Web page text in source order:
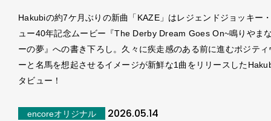
Hakubiの約7ケ月ぶりの新曲「KAZE」はレジェンドジョッキー
ュー40年記念ムービー『The Derby Dream Goes On~鳴りやま
ーの夢』への書き下ろし。久々に疾走感のある前に進むポジティ
ーと名馬を想起させるイメージが新鮮な1曲をリリースした
タビュー！
encoreオリジナル 2026.05.14